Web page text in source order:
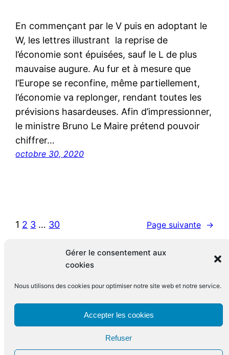
Gérer le consentement aux
cookies
Nous utilisons des cookies pour optimiser notre site web et notre service.
Accepter les cookies
Refuser
En commençant par le V puis en adoptant le
W, les lettres illustrant la reprise de
l’économie sont épuisées, sauf le L de plus
mauvaise augure. Au fur et à mesure que
l’Europe se reconfine, même partiellement,
l’économie va replonger, rendant toutes les
prévisions hasardeuses. Afin d’impressionner,
le ministre Bruno Le Maire prétend pouvoir
chiffrer…
octobre 30, 2020
1 2 3 … 30 Page suivante →
Le blog de François Leclerc